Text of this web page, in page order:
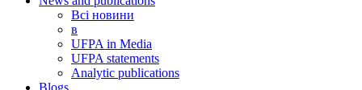
Всі новини
в
UFPA in Media
UFPA statements
Analytic publications
Blogs